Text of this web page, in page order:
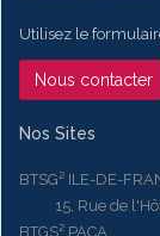
Utilisez le
Nous contacter
Nos Sites
BTSG² ILE-DE-
15, Rue de
BTGS² PACA